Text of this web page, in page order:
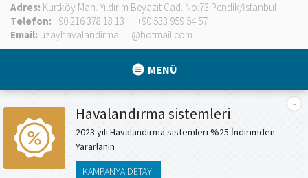
Adres: Kurtköy Mah. Yıldırım Beyazıt Cad. No:73 Pendik/İstanbul
Telefon: +90 216 378 18 13
+90 533 959 54 57
Email: uzayhavalandirma @hotmail.com
MENÜ
Havalandırma sistemleri
2023 yılı Havalandırma sistemleri %25 İndirimden
Yararlanın
KAMPANYA DETAYI